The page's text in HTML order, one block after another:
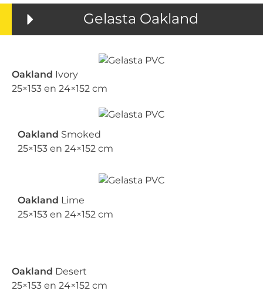
Gelasta Oakland
Oakland Ivory
25×153 en 24×152 cm
Oakland Smoked
25×153 en 24×152 cm
Oakland Lime
25×153 en 24×152 cm
Oakland Desert
25×153 en 24×152 cm